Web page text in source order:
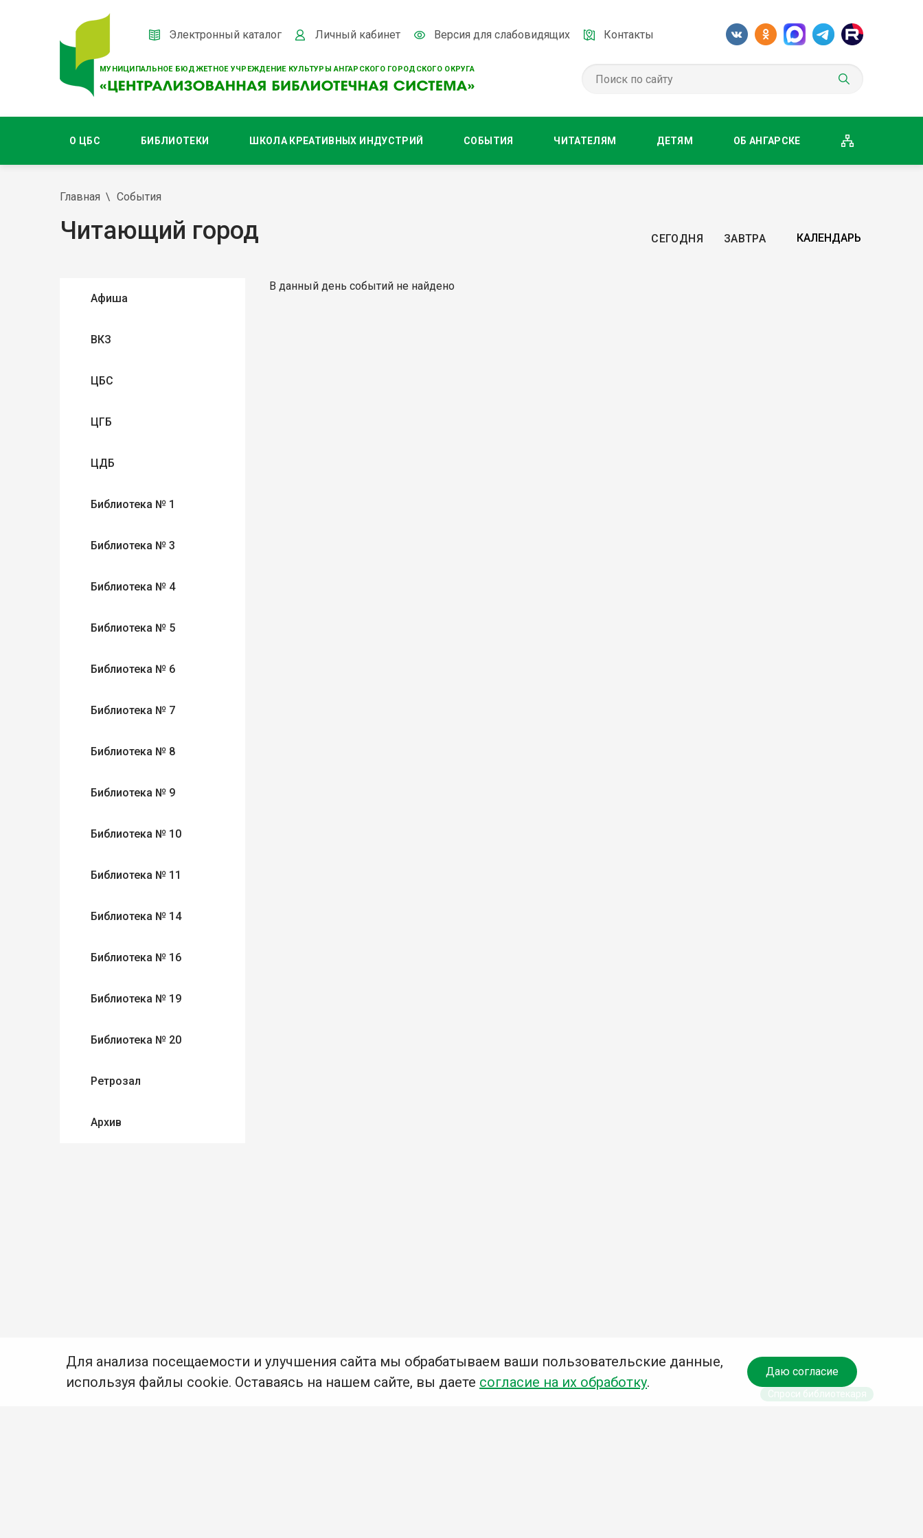
МУНИЦИПАЛЬНОЕ БЮДЖЕТНОЕ УЧРЕЖДЕНИЕ КУЛЬТУРЫ АНГАРСКОГО ГОРОДСКОГО ОКРУГА
Электронный каталог Личный кабинет Версия для слабовидящих Контакты
О ЦБС БИБЛИОТЕКИ ШКОЛА КРЕАТИВНЫХ ИНДУСТРИЙ СОБЫТИЯ ЧИТАТЕЛЯМ ДЕТЯМ ОБ АНГАРСКЕ
Главная События
Читающий город СЕГОДНЯ ЗАВТРА
Афиша
ВКЗ
ЦБС
ЦГБ
ЦДБ
Библиотека № 1
Библиотека № 3
Библиотека № 4
Библиотека № 5
Библиотека № 6
Библиотека № 7
Библиотека № 8
Библиотека № 9
Библиотека № 10
Библиотека № 11
Библиотека № 14
Библиотека № 16
Библиотека № 19
Библиотека № 20
Ретрозал
Архив
В данный день событий не найдено
Для анализа посещаемости и улучшения сайта мы обрабатываем ваши пользовательские данные,
используя файлы cookie. Оставаясь на нашем сайте, вы даете согласие на их обработку.
Даю согласие
Спроси библиотекаря